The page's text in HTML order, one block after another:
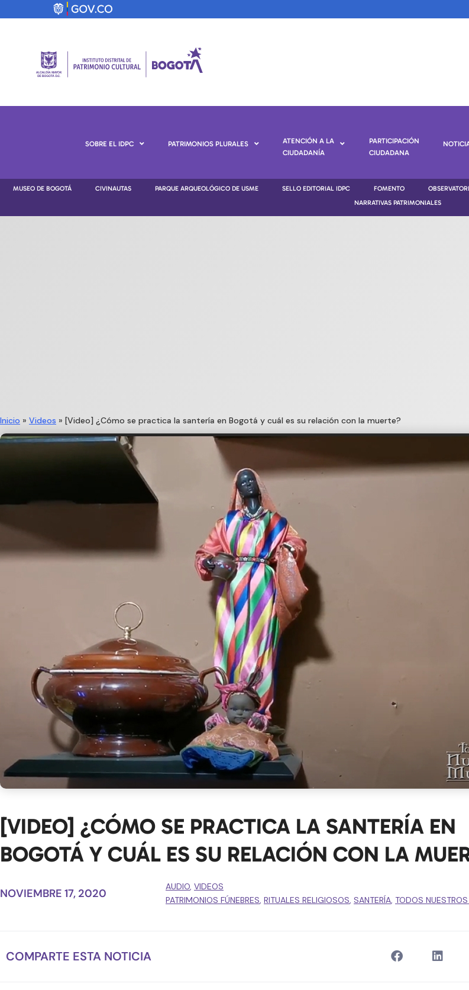
SOBRE EL IDPC PATRIMONIOS PLURALES
ATENCIÓN A LA
CIUDADANÍA
PARTICIPACIÓN
CIUDADANA
MUSEO DE BOGOTÁ CIVINAUTAS PARQUE ARQUEOLÓGICO DE USME SELLO EDITORIAL IDPC FOMENTO
NARRATIVAS PATRIMONIALES
Inicio » Videos » [Video] ¿Cómo se practica la santería en Bogotá y cuál es su relación con la muerte?
[VIDEO] ¿CÓMO SE PRACTICA LA SANTERÍA EN
BOGOTÁ Y CUÁL ES SU RELACIÓN CON LA
NOVIEMBRE 17, 2020 AUDIO, VIDEOS
PATRIMONIOS FÚNEBRES, RITUALES RELIGIOSOS, SANTERÍA, TODOS
COMPARTE ESTA NOTICIA